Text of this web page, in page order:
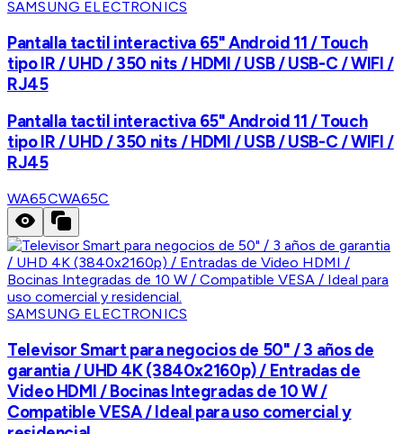
SAMSUNG ELECTRONICS
Pantalla tactil interactiva 65" Android 11 / Touch
tipo IR / UHD / 350 nits / HDMI / USB / USB-C / WIFI /
RJ45
Pantalla tactil interactiva 65" Android 11 / Touch
tipo IR / UHD / 350 nits / HDMI / USB / USB-C / WIFI /
RJ45
WA65CWA65C
SAMSUNG ELECTRONICS
Televisor Smart para negocios de 50" / 3 años de
garantia / UHD 4K (3840x2160p) / Entradas de
Video HDMI / Bocinas Integradas de 10 W /
Compatible VESA / Ideal para uso comercial y